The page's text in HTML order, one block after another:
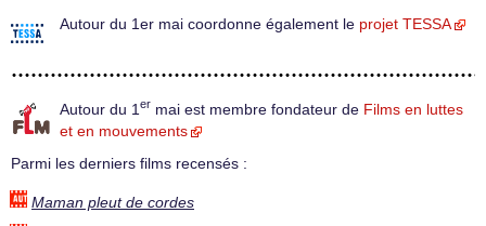
Autour du 1er mai coordonne également le projet TESSA
Autour du 1 er mai est membre fondateur de Films en luttes
et en mouvements
Parmi les derniers films recensés :
Maman pleut de cordes